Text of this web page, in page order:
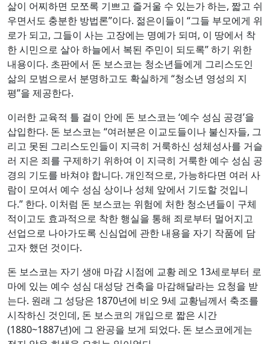
삶이 어찌하면 모쪼록 기쁘고 즐거울 수 있는가 하는, 짧고 쉬
우면서도 충분한 방법론”이다. 젊은이들이 “그들 부모에게 위
로가 되고, 그들이 사는 고장에는 명예가 되며, 이 땅에서 착
한 시민으로 살아 하늘에서 복된 주민이 되도록” 하기 위한
내용이다. 초판에서 돈 보스코는 청소년들에게 그리스도인
삶의 모범으로서 분명하고도 확실하게 “청소년 영성의 지
평”을 제공한다.
이러한 교육적 틀 걸이 안에 돈 보스코는 ‘예수 성심 공경’을
삽입한다. 돈 보스코는 “여러분은 이교도들이나 불신자들, 그
리고 못된 그리스도인들이 지극히 거룩하신 성체성사를 거슬
러 지은 죄를 구제하기 위하여 이 지극히 거룩한 예수 성심 공
경의 기도를 바쳐야 합니다. 개인적으로, 가능하다면 여러 사
람이 모여서 예수 성심 상이나 성체 앞에서 기도할 것입니
다.” 한다. 이처럼 돈 보스코는 위험에 처한 청소년들이 구체
적이고도 효과적으로 착한 행실을 통해 죄로부터 멀어지고
선업으로 나아가도록 신심업에 관한 내용을 자기 작품에 담
고자 했던 것이다.
돈 보스코는 자기 생애 마감 시점에 교황 레오 13세로부터 로
마에 있는 예수 성심 대성당 건축을 마감해달라는 요청을 받
는다. 원래 그 성당은 1870년에 비오 9세 교황님께서 축조를
시작하신 것인데, 돈 보스코의 개입으로 짧은 시간
(1880~1887년)에 그 완공을 보게 되었다. 돈 보스코에게는